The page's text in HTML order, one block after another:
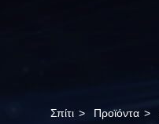
Σπίτι > Προϊόντα >